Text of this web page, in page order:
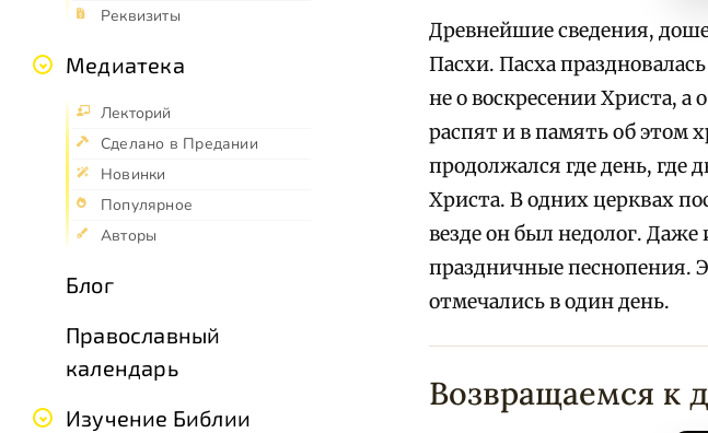
Реквизиты
Медиатека
Лекторий
Сделано в Предании
Новинки
Популярное
Авторы
Блог
Православный
календарь
Изучение Библии
Древнейшие сведения,
Пасхи. Пасха
не о воскресении Христа, а
распят и в память об этом
продолжался где день, где
Христа. В одних церквах
везде он был недолог.
праздничные песнопения.
отмечались в один день.
Возвращаемся к